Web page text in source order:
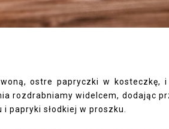
ostre papryczki w kosteczkę,
rozdrabniamy widelcem, dodając
papryki słodkiej w proszku.